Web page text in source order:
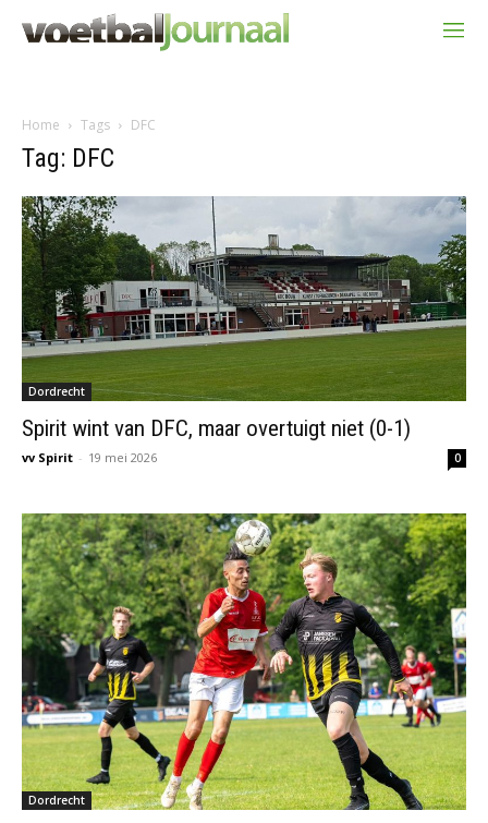
Home Tags DFC
Tag: DFC
Dordrecht
Spirit wint van DFC, maar overtuigt niet (0-1)
vv Spirit - 19 mei 2026 0
Dordrecht